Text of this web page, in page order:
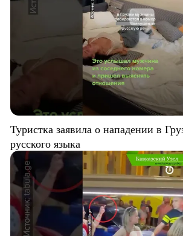
Туристка заявила о нападении в
русского языка